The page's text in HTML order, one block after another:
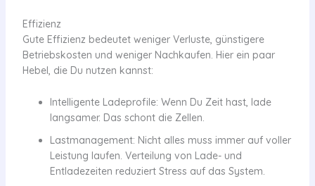
Effizienz
Gute Effizienz bedeutet weniger Verluste, günstigere
Betriebskosten und weniger Nachkaufen. Hier ein paar
Hebel, die Du nutzen kannst:
Intelligente Ladeprofile: Wenn Du Zeit hast, lade
langsamer. Das schont die Zellen.
Lastmanagement: Nicht alles muss immer auf voller
Leistung laufen. Verteilung von Lade- und
Entladezeiten reduziert Stress auf das System.